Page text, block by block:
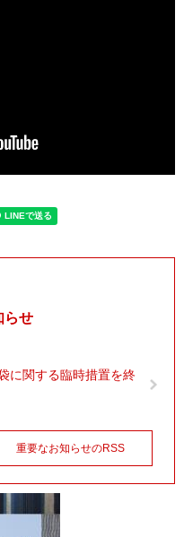
らせ
に関する臨時措置を終
重要なお知らせのRSS